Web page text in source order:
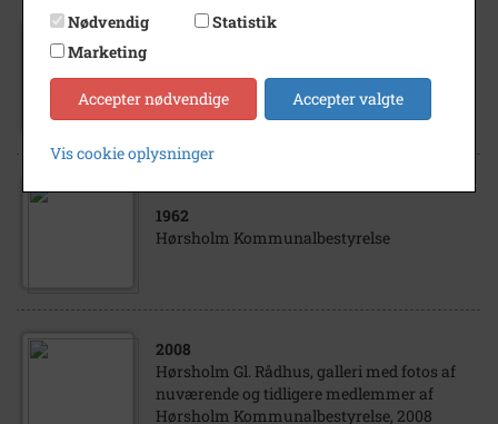
Kommunalbestyrelse 1917-1921
1962
Hørsholm Kommunalbestyrelse
2008
Hørsholm Gl. Rådhus, galleri med fotos af
nuværende og tidligere medlemmer af
Hørsholm Kommunalbestyrelse, 2008
Nødvendig
Statistik
Marketing
Accepter nødvendige Accepter valgte
Vis cookie oplysninger